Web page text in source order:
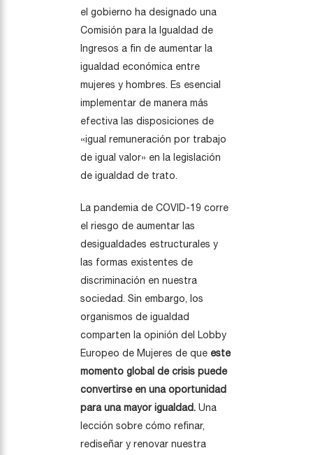
el gobierno ha designado una
Comisión para la Igualdad de
Ingresos a fin de aumentar la
igualdad económica entre
mujeres y hombres. Es esencial
implementar de manera más
efectiva las disposiciones de
«igual remuneración por trabajo
de igual valor» en la legislación
de igualdad de trato.
La pandemia de COVID-19 corre
el riesgo de aumentar las
desigualdades estructurales y
las formas existentes de
discriminación en nuestra
sociedad. Sin embargo, los
organismos de igualdad
comparten la opinión del Lobby
Europeo de Mujeres de que este
momento global de crisis puede
convertirse en una oportunidad
para una mayor igualdad. Una
lección sobre cómo refinar,
rediseñar y renovar nuestra